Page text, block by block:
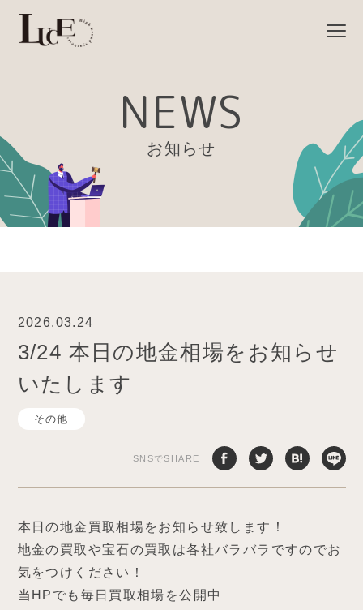
NEWS
お知らせ
2026.03.24
3/24 本日の地金相場をお知らせ
いたします
その他
SNSでSHARE
本日の地金買取相場をお知らせ致します！
地金の買取や宝石の買取は各社バラバラですのでお
気をつけください！
当HPでも毎日買取相場を公開中